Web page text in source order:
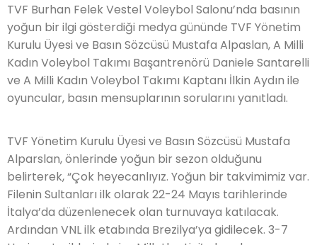
TVF Burhan Felek Vestel Voleybol Salonu’nda basının
yoğun bir ilgi gösterdiği medya gününde TVF Yönetim
Kurulu Üyesi ve Basın Sözcüsü Mustafa Alpaslan, A Milli
Kadın Voleybol Takımı Başantrenörü Daniele Santarelli
ve A Milli Kadın Voleybol Takımı Kaptanı İlkin Aydın ile
oyuncular, basın mensuplarının sorularını yanıtladı.
TVF Yönetim Kurulu Üyesi ve Basın Sözcüsü Mustafa
Alparslan, önlerinde yoğun bir sezon olduğunu
belirterek, “Çok heyecanlıyız. Yoğun bir takvimimiz var.
Filenin Sultanları ilk olarak 22-24 Mayıs tarihlerinde
İtalya’da düzenlenecek olan turnuvaya katılacak.
Ardından VNL ilk etabında Brezilya’ya gidilecek. 3-7